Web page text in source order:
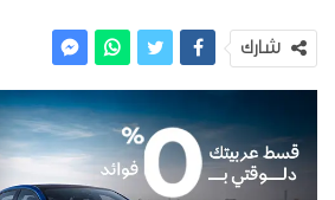
شارك